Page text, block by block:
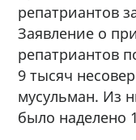
репатриантов
Заявление о
репатриантов
9 тысяч
мусульман. Из
было наделено